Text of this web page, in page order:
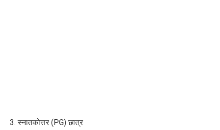
3. स्नातकोत्तर (PG) छात्र